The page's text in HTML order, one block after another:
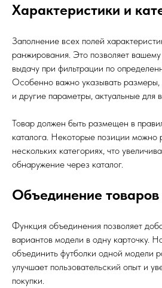
Характеристики и
Заполнение всех полей
ранжирования. Это позволяет вашему
выдачу при фильтрации по
Особенно важно указывать
и другие параметры, актуальные для
Товар должен быть размещен в
каталога. Некоторые позиции можно
нескольких категориях, что
обнаружение через каталог.
Объединение товаров
Функция объединения позволяет
вариантов модели в одну карточку.
объединить футболки одной модели
улучшает пользовательский опыт и
покупки.